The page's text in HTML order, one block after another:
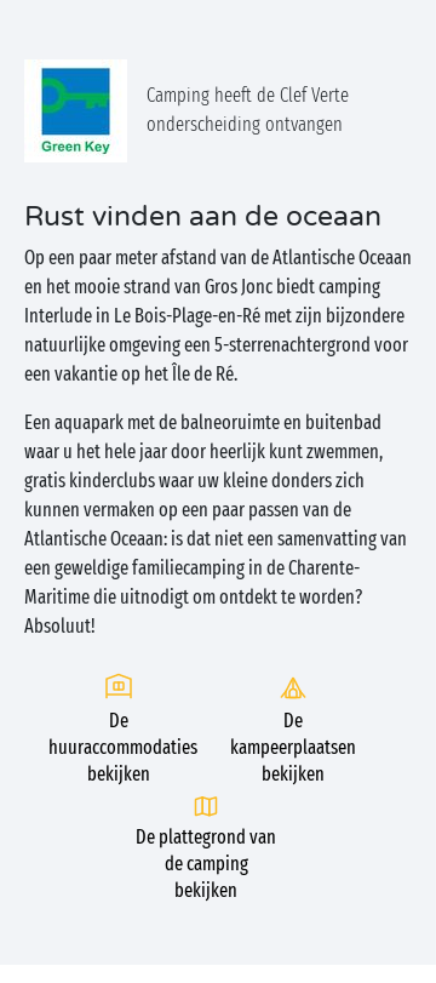
Camping heeft de Clef Verte
onderscheiding ontvangen
Rust vinden aan de oceaan
Op een paar meter afstand van de Atlantische Oceaan
en het mooie strand van Gros Jonc biedt camping
Interlude in Le Bois-Plage-en-Ré met zijn bijzondere
natuurlijke omgeving een 5-sterrenachtergrond voor
een vakantie op het Île de Ré.
Een aquapark met de balneoruimte en buitenbad
waar u het hele jaar door heerlijk kunt zwemmen,
gratis kinderclubs waar uw kleine donders zich
kunnen vermaken op een paar passen van de
Atlantische Oceaan: is dat niet een samenvatting van
een geweldige familiecamping in de Charente-
Maritime die uitnodigt om ontdekt te worden?
Absoluut!
De
huuraccommodaties
bekijken
De
kampeerplaatsen
bekijken
De plattegrond van
de camping
bekijken